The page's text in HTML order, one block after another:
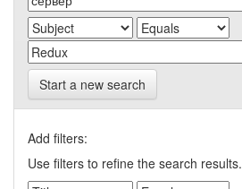
Start a new search
Add filters:
Use filters to refine the search results.